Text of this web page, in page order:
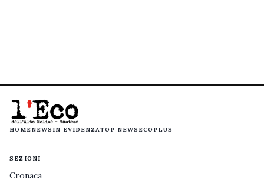
HOMENEWS IN EVIDENZATOP NEWS ECOPLUS
SEZIONI
Cronaca